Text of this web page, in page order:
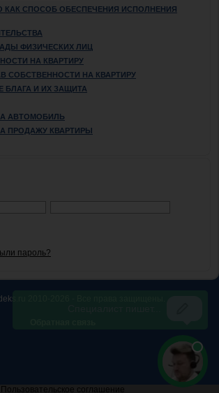
КАК СПОСОБ ОБЕСПЕЧЕНИЯ ИСПОЛНЕНИЯ
ФИЗИЧЕСКИХ ЛИЦ
НА КВАРТИРУ
СОБСТВЕННОСТИ НА КВАРТИРУ
БЛАГА И ИХ ЗАЩИТА
АВТОМОБИЛЬ
ПРОДАЖУ КВАРТИРЫ
пароль?
2010-2026 - Все права защищены.
Пользовательское соглашение